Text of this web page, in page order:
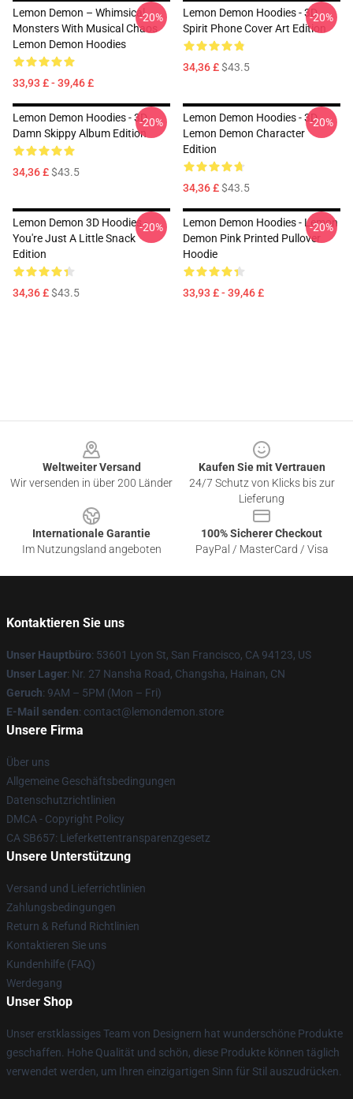
Lemon Demon – Whimsical
Monsters With Musical Chaos
Lemon Demon Hoodies
33,93 £ - 39,46 £
-20%
Lemon Demon Hoodies - 3D
Spirit Phone Cover Art Edition
34,36 £$43.5
-20%
Lemon Demon Hoodies - 3D
Damn Skippy Album Edition
34,36 £$43.5
-20%
Lemon Demon Hoodies - 3D
Lemon Demon Character
Edition
34,36 £$43.5
-20%
Lemon Demon 3D Hoodies -
You're Just A Little Snack
Edition
34,36 £$43.5
-20%
Lemon Demon Hoodies - Lemon
Demon Pink Printed Pullover
Hoodie
33,93 £ - 39,46 £
-20%
Weltweiter Versand
Wir versenden in über 200 Länder
Kaufen Sie mit Vertrauen
24/7 Schutz von Klicks bis zur
Lieferung
Internationale Garantie
Im Nutzungsland angeboten
100% Sicherer Checkout
PayPal / MasterCard / Visa
Kontaktieren Sie uns
Unser Hauptbüro: 53601 Lyon St, San Francisco, CA 94123, US
Unser Lager: Nr. 27 Nansha Road, Changsha, Hainan, CN
Geruch: 9AM – 5PM (Mon – Fri)
E-Mail senden: contact@lemondemon.store
Unsere Firma
Über uns
Allgemeine Geschäftsbedingungen
Datenschutzrichtlinien
DMCA - Copyright Policy
CA SB657: Lieferkettentransparenzgesetz
Unsere Unterstützung
Versand und Lieferrichtlinien
Zahlungsbedingungen
Return & Refund Richtlinien
Kontaktieren Sie uns
Kundenhilfe (FAQ)
Werdegang
Unser Shop
Unser erstklassiges Team von Designern hat wunderschöne Produkte
geschaffen. Hohe Qualität und schön, diese Produkte können täglich
verwendet werden, um Ihren einzigartigen Sinn für Stil auszudrücken.